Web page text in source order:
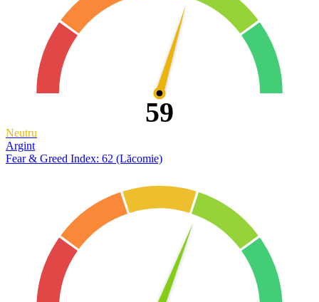
59
Neutru
Argint
Fear & Greed Index: 62 (Lăcomie)